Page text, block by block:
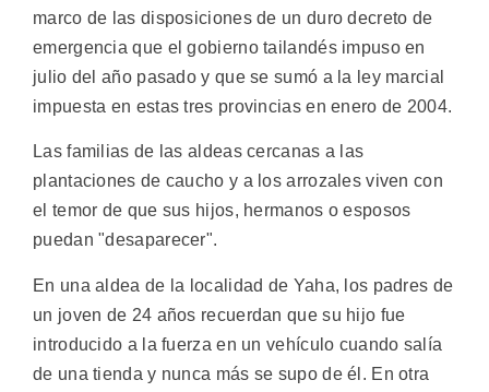
marco de las disposiciones de un duro decreto de
emergencia que el gobierno tailandés impuso en
julio del año pasado y que se sumó a la ley marcial
impuesta en estas tres provincias en enero de 2004.
Las familias de las aldeas cercanas a las
plantaciones de caucho y a los arrozales viven con
el temor de que sus hijos, hermanos o esposos
puedan "desaparecer".
En una aldea de la localidad de Yaha, los padres de
un joven de 24 años recuerdan que su hijo fue
introducido a la fuerza en un vehículo cuando salía
de una tienda y nunca más se supo de él. En otra